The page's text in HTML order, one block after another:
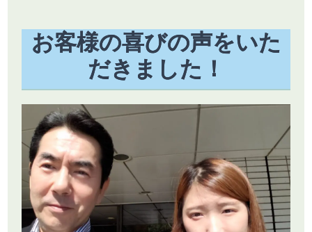
お客様の喜びの声をいた
だきました！